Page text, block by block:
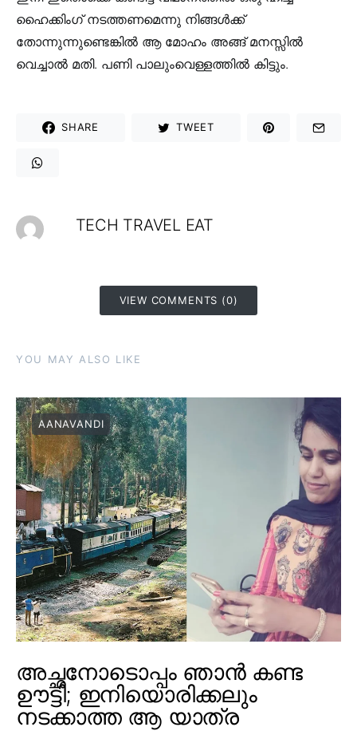
ഹൈക്കിംഗ് നടത്തണമെന്നു നിങ്ങൾക്ക്
തോന്നുന്നുണ്ടെങ്കിൽ ആ മോഹം അങ്ങ് മനസ്സിൽ
വെച്ചാൽ മതി. പണി പാലുംവെള്ളത്തിൽ കിട്ടും.
SHARE TWEET
TECH TRAVEL EAT
VIEW COMMENTS (0)
YOU MAY ALSO LIKE
AANAVANDI
അച്ഛനോടൊപ്പം ഞാൻ കണ്ട
ഊട്ടി; ഇനിയൊരിക്കലും
നടക്കാത്ത ആ യാത്ര